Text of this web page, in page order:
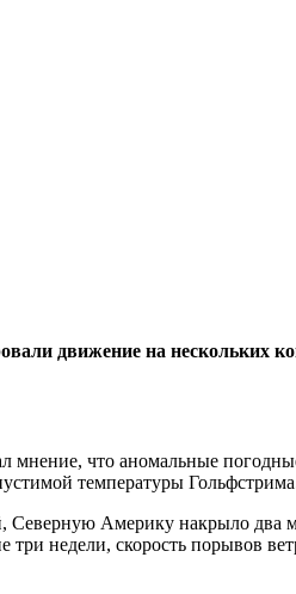
движение на нескольких
мнение, что аномальные
температуры
Северную Америку накрыло
недели, скорость порывов